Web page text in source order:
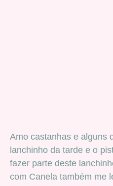
Amo castanhas e alguns
lanchinho da tarde e o
fazer parte deste
com Canela também me